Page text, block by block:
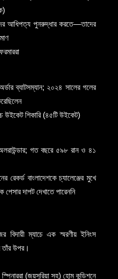
আধিপত্য পুনরুদ্ধার করতে—তাদের
ব্যাটসম্যান; ২০২৪ সালের গলের
উইকেট শিকারি (৪৫টি উইকেট)
গত বছরে ৫৯৮ রান ও ৪১
রেকর্ড বাংলাদেশকে চ্যালেঞ্জের মুখে
দাপট দেখাতে পারেননি
বিদায়ী ম্যাচে এক স্মরণীয় ইনিংস
তাঁর উপর।
(জয়সুরিয়া সহ) হোম কন্ডিশনে